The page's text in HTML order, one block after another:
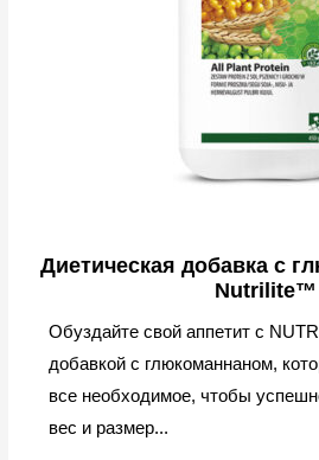
Диетическая добавка с
Nutrilite™
Обуздайте свой аппетит с
добавкой с глюкоманнаном,
все необходимое, чтобы
вес и размер...